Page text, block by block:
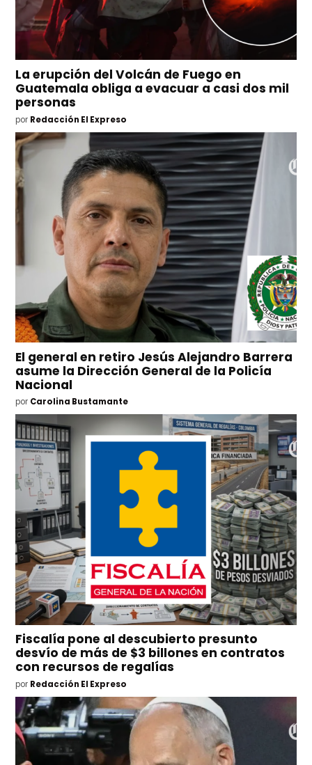
La erupción del Volcán de Fuego en
Guatemala obliga a evacuar a casi dos mil
personas
por Redacción El Expreso
El general en retiro Jesús Alejandro Barrera
asume la Dirección General de la Policía
Nacional
por Carolina Bustamante
Fiscalía pone al descubierto presunto
desvío de más de $3 billones en contratos
con recursos de regalías
por Redacción El Expreso